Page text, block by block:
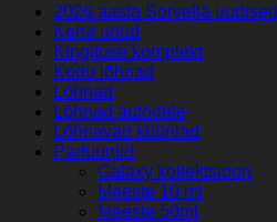
2026 aasta Sorvella uudised
Keha udud
Kingituse komplekt
Kodu lõhnad
Lõhnad
Lõhnad autodele
Lõhnavad küünlad
Parfuumid
Galaxy kollektsioon
Meeste 10 ml
Meeste 50ml